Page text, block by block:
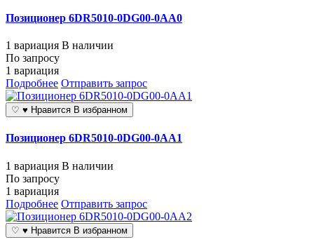
Позиционер 6DR5010-0DG00-0AA0
1 вариация В наличии
По запросу
1 вариация
Подробнее Отправить запрос
♡ ♥ Нравится В избранном
Позиционер 6DR5010-0DG00-0AA1
1 вариация В наличии
По запросу
1 вариация
Подробнее Отправить запрос
♡ ♥ Нравится В избранном